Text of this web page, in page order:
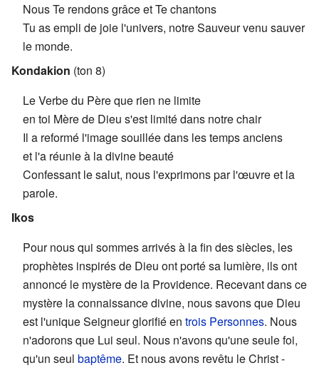
Nous Te rendons grâce et Te chantons
Tu as empli de joie l'univers, notre Sauveur venu sauver
le monde.
Kondakion (ton 8)
Le Verbe du Père que rien ne limite
en toi Mère de Dieu s'est limité dans notre chair
Il a reformé l'image souillée dans les temps anciens
et l'a réunie à la divine beauté
Confessant le salut, nous l'exprimons par l'œuvre et la
parole.
Ikos
Pour nous qui sommes arrivés à la fin des siècles, les
prophètes inspirés de Dieu ont porté sa lumière, ils ont
annoncé le mystère de la Providence. Recevant dans ce
mystère la connaissance divine, nous savons que Dieu
est l'unique Seigneur glorifié en trois Personnes. Nous
n'adorons que Lui seul. Nous n'avons qu'une seule foi,
qu'un seul baptême. Et nous avons revêtu le Christ -